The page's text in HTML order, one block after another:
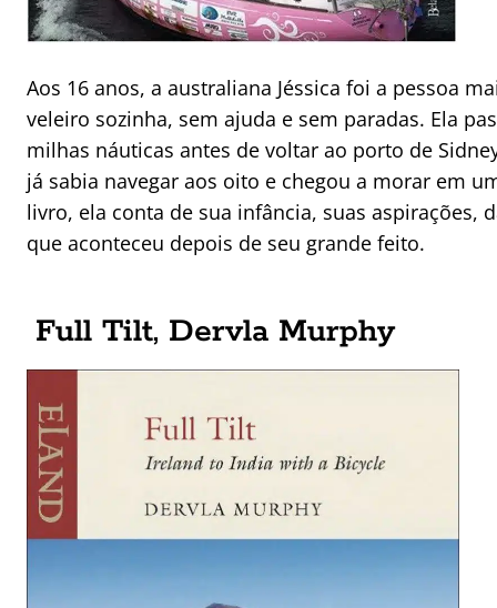
Aos 16 anos, a australiana Jéssica foi a pessoa
veleiro sozinha, sem ajuda e sem paradas. Ela
milhas náuticas antes de voltar ao porto de
já sabia navegar aos oito e chegou a morar em
livro, ela conta de sua infância, suas aspirações,
que aconteceu depois de seu grande feito.
Full Tilt, Dervla Murphy